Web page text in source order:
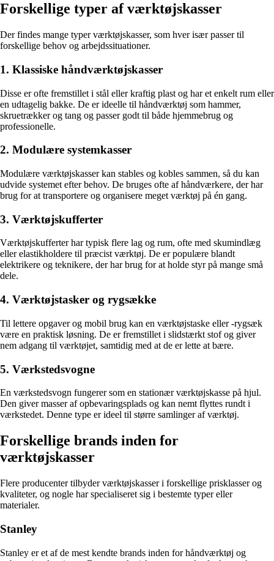
Forskellige typer af værktøjskasser
Der findes mange typer værktøjskasser, som hver især passer til
forskellige behov og arbejdssituationer.
1. Klassiske håndværktøjskasser
Disse er ofte fremstillet i stål eller kraftig plast og har et enkelt rum eller
en udtagelig bakke. De er ideelle til håndværktøj som hammer,
skruetrækker og tang og passer godt til både hjemmebrug og
professionelle.
2. Modulære systemkasser
Modulære værktøjskasser kan stables og kobles sammen, så du kan
udvide systemet efter behov. De bruges ofte af håndværkere, der har
brug for at transportere og organisere meget værktøj på én gang.
3. Værktøjskufferter
Værktøjskufferter har typisk flere lag og rum, ofte med skumindlæg
eller elastikholdere til præcist værktøj. De er populære blandt
elektrikere og teknikere, der har brug for at holde styr på mange små
dele.
4. Værktøjstasker og rygsække
Til lettere opgaver og mobil brug kan en værktøjstaske eller -rygsæk
være en praktisk løsning. De er fremstillet i slidstærkt stof og giver
nem adgang til værktøjet, samtidig med at de er lette at bære.
5. Værkstedsvogne
En værkstedsvogn fungerer som en stationær værktøjskasse på hjul.
Den giver masser af opbevaringsplads og kan nemt flyttes rundt i
værkstedet. Denne type er ideel til større samlinger af værktøj.
Forskellige brands inden for
værktøjskasser
Flere producenter tilbyder værktøjskasser i forskellige prisklasser og
kvaliteter, og nogle har specialiseret sig i bestemte typer eller
materialer.
Stanley
Stanley er et af de mest kendte brands inden for håndværktøj og